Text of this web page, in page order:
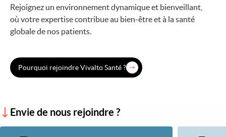
Rejoignez un environnement dynamique et bienveillant,
où votre expertise contribue au bien-être et à la santé
globale de nos patients.
Pourquoi rejoindre Vivalto Santé ?
Envie de nous rejoindre ?